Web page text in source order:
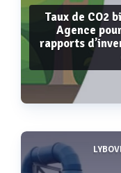
Taux de CO2
Agence
rapports